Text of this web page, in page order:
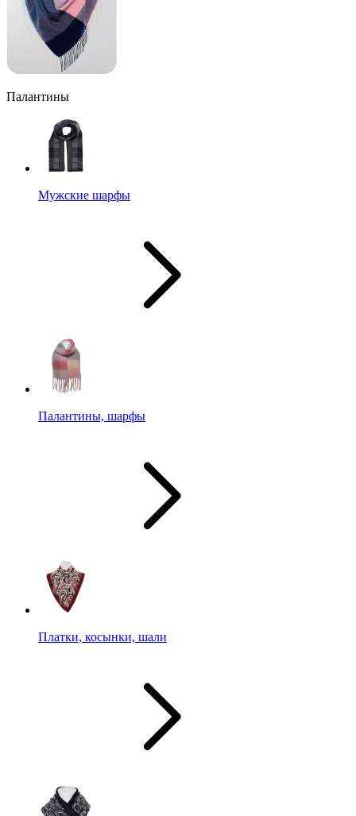
Палантины
Мужские шарфы
Палантины, шарфы
Платки, косынки, шали